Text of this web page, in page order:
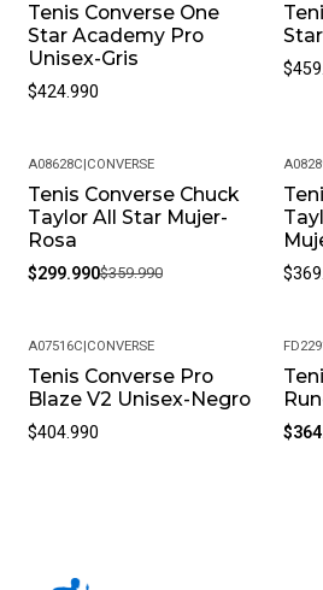
Tenis Converse One
Star Academy Pro
Unisex-Gris
$424.990
-17%
A08628C|CONVERSE
Tenis Converse Chuck
Taylor All Star Mujer-
Rosa
$299.990$359.990
A07516C|CONVERSE
Tenis Converse Pro
Blaze V2 Unisex-Negro
$404.990
-